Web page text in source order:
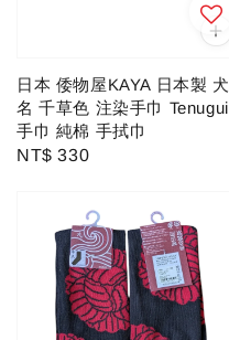
日本 倭物屋KAYA 日本製 犬
名 千草色 注染手巾 Tenugui
手巾 純棉 手拭巾
Regular
NT$ 330